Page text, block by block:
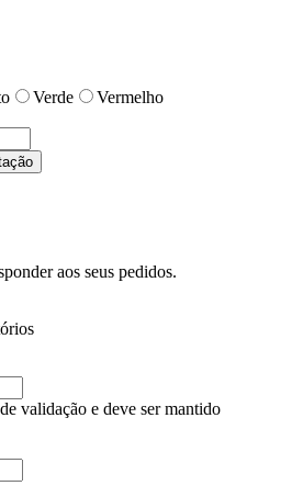
Verde
Vermelho
aos seus pedidos.
validação e deve ser mantido